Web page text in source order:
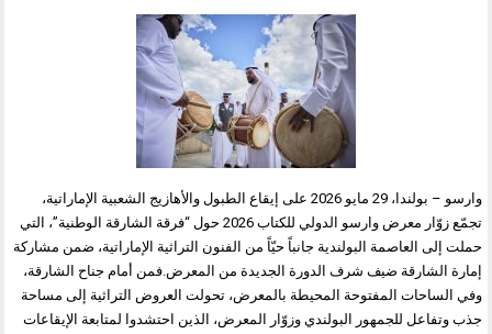
وارسو – بولندا، 29 مايو 2026 على إيقاع الطبول والأهازيج الشعبية الإماراتية،
تجمّع زوّار معرض وارسو الدولي للكتاب 2026 حول “فرقة الشارقة الوطنية”، التي
حملت إلى العاصمة البولندية جانباً حيّاً من الفنون التراثية الإماراتية، ضمن مشاركة
إمارة الشارقة ضيف شرف الدورة الجديدة من المعرض.فمن أمام جناح الشارقة،
وفي الساحات المفتوحة المحيطة بالمعرض، تحولت العروض التراثية إلى مساحة
جذب وتفاعل للجمهور البولندي وزوّار المعرض، الذين احتشدوا لمتابعة الإيقاعات